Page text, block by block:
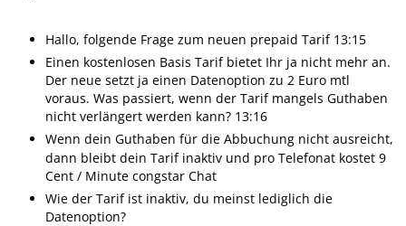
Hallo, folgende Frage zum neuen prepaid Tarif 13:15
Einen kostenlosen Basis Tarif bietet Ihr ja nicht mehr an.
Der neue setzt ja einen Datenoption zu 2 Euro mtl
voraus. Was passiert, wenn der Tarif mangels Guthaben
nicht verlängert werden kann? 13:16
Wenn dein Guthaben für die Abbuchung nicht ausreicht,
dann bleibt dein Tarif inaktiv und pro Telefonat kostet 9
Cent / Minute congstar Chat
Wie der Tarif ist inaktiv, du meinst lediglich die
Datenoption?